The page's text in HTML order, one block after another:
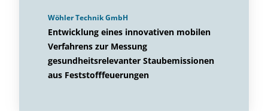
Wöhler Technik GmbH
Entwicklung eines innovativen mobilen
Verfahrens zur Messung
gesundheitsrelevanter Staubemissionen
aus Feststofffeuerungen